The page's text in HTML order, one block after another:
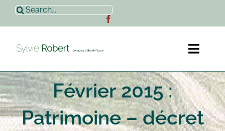
Passer
contenu
Rechercher:
Accueil
Sylvie Robert
Février 2015 :
Patrimoine – décret